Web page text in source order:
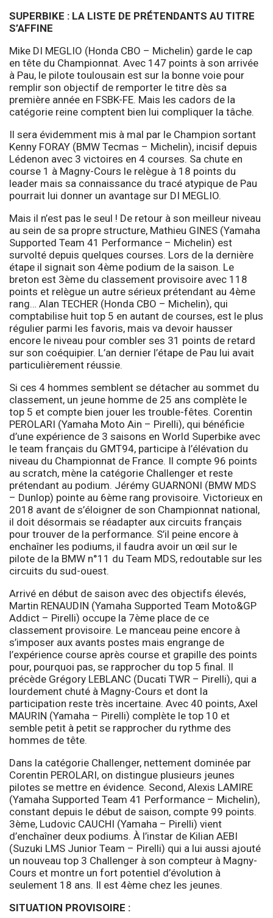
SUPERBIKE : LA LISTE DE PRÉTENDANTS AU TITRE
S’AFFINE
Mike DI MEGLIO (Honda CBO – Michelin) garde le cap
en tête du Championnat. Avec 147 points à son arrivée
à Pau, le pilote toulousain est sur la bonne voie pour
remplir son objectif de remporter le titre dès sa
première année en FSBK-FE. Mais les cadors de la
catégorie reine comptent bien lui compliquer la tâche.
Il sera évidemment mis à mal par le Champion sortant
Kenny FORAY (BMW Tecmas – Michelin), incisif depuis
Lédenon avec 3 victoires en 4 courses. Sa chute en
course 1 à Magny-Cours le relègue à 18 points du
leader mais sa connaissance du tracé atypique de Pau
pourrait lui donner un avantage sur DI MEGLIO.
Mais il n’est pas le seul ! De retour à son meilleur niveau
au sein de sa propre structure, Mathieu GINES (Yamaha
Supported Team 41 Performance – Michelin) est
survolté depuis quelques courses. Lors de la dernière
étape il signait son 4ème podium de la saison. Le
breton est 3ème du classement provisoire avec 118
points et relègue un autre sérieux prétendant au 4ème
rang… Alan TECHER (Honda CBO – Michelin), qui
comptabilise huit top 5 en autant de courses, est le plus
régulier parmi les favoris, mais va devoir hausser
encore le niveau pour combler ses 31 points de retard
sur son coéquipier. L’an dernier l’étape de Pau lui avait
particulièrement réussie.
Si ces 4 hommes semblent se détacher au sommet du
classement, un jeune homme de 25 ans complète le
top 5 et compte bien jouer les trouble-fêtes. Corentin
PEROLARI (Yamaha Moto Ain – Pirelli), qui bénéficie
d’une expérience de 3 saisons en World Superbike avec
le team français du GMT94, participe à l’élévation du
niveau du Championnat de France. Il compte 96 points
au scratch, mène la catégorie Challenger et reste
prétendant au podium. Jérémy GUARNONI (BMW MDS
– Dunlop) pointe au 6ème rang provisoire. Victorieux en
2018 avant de s’éloigner de son Championnat national,
il doit désormais se réadapter aux circuits français
pour trouver de la performance. S’il peine encore à
enchaîner les podiums, il faudra avoir un œil sur le
pilote de la BMW n°11 du Team MDS, redoutable sur les
circuits du sud-ouest.
Arrivé en début de saison avec des objectifs élevés,
Martin RENAUDIN (Yamaha Supported Team Moto&GP
Addict – Pirelli) occupe la 7ème place de ce
classement provisoire. Le manceau peine encore à
s’imposer aux avants postes mais engrange de
l’expérience course après course et grapille des points
pour, pourquoi pas, se rapprocher du top 5 final. Il
précède Grégory LEBLANC (Ducati TWR – Pirelli), qui a
lourdement chuté à Magny-Cours et dont la
participation reste très incertaine. Avec 40 points, Axel
MAURIN (Yamaha – Pirelli) complète le top 10 et
semble petit à petit se rapprocher du rythme des
hommes de tête.
Dans la catégorie Challenger, nettement dominée par
Corentin PEROLARI, on distingue plusieurs jeunes
pilotes se mettre en évidence. Second, Alexis LAMIRE
(Yamaha Supported Team 41 Performance – Michelin),
constant depuis le début de saison, compte 99 points.
3ème, Ludovic CAUCHI (Yamaha – Pirelli) vient
d’enchaîner deux podiums. À l’instar de Kilian AEBI
(Suzuki LMS Junior Team – Pirelli) qui a lui aussi ajouté
un nouveau top 3 Challenger à son compteur à Magny-
Cours et montre un fort potentiel d’évolution à
seulement 18 ans. Il est 4ème chez les jeunes.
SITUATION PROVISOIRE :